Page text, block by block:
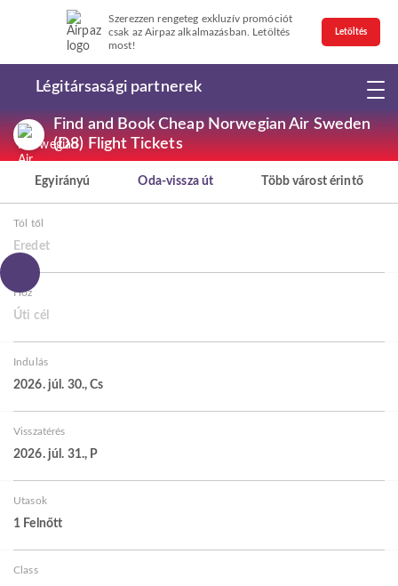
Szerezzen rengeteg exkluzív promóciót
csak az Airpaz alkalmazásban. Letöltés
most!
Letöltés
Légitársasági partnerek
Find and Book Cheap Norwegian Air Sweden
(D8) Flight Tickets
Egyirányú Oda-vissza út Több várost érintő
Tól től
Eredet
Hoz
Úti cél
Indulás
2026. júl. 30., Cs
Visszatérés
2026. júl. 31., P
Utasok
1 Felnőtt
Class